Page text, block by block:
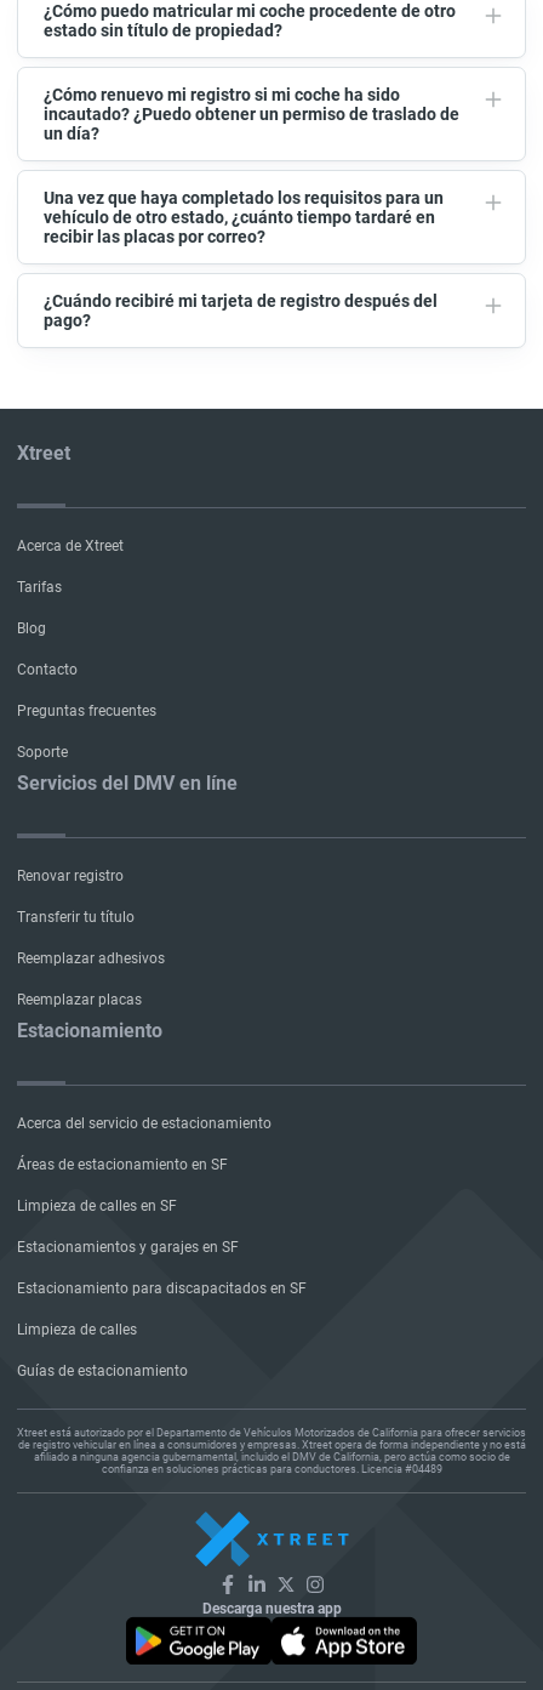
¿Cómo puedo matricular mi coche procedente de otro
estado sin título de propiedad?
¿Cómo renuevo mi registro si mi coche ha sido
incautado? ¿Puedo obtener un permiso de traslado de
un día?
Una vez que haya completado los requisitos para un
vehículo de otro estado, ¿cuánto tiempo tardaré en
recibir las placas por correo?
¿Cuándo recibiré mi tarjeta de registro después del
pago?
Xtreet
Acerca de Xtreet
Tarifas
Blog
Contacto
Preguntas frecuentes
Soporte
Servicios del DMV en líne
Renovar registro
Transferir tu título
Reemplazar adhesivos
Reemplazar placas
Estacionamiento
Acerca del servicio de estacionamiento
Áreas de estacionamiento en SF
Limpieza de calles en SF
Estacionamientos y garajes en SF
Estacionamiento para discapacitados en SF
Limpieza de calles
Guías de estacionamiento
Xtreet está autorizado por el Departamento de Vehículos Motorizados de California para ofrecer servicios
de registro vehicular en línea a consumidores y empresas. Xtreet opera de forma independiente y no está
afiliado a ninguna agencia gubernamental, incluido el DMV de California, pero actúa como socio de
confianza en soluciones prácticas para conductores. Licencia #04489
Descarga nuestra app